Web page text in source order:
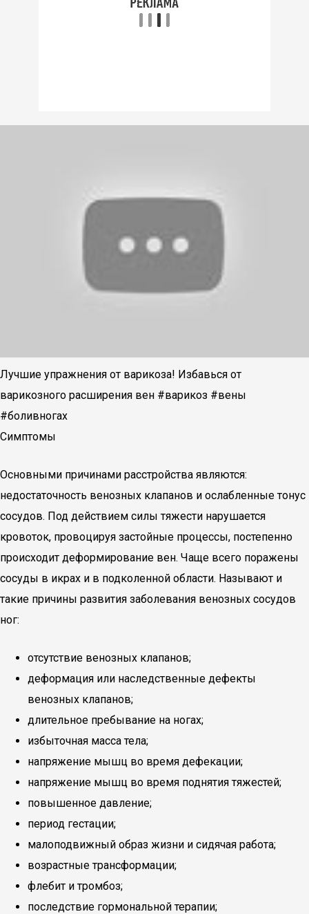
Лучшие упражнения от варикоза! Избавься от
варикозного расширения вен #варикоз #вены
#боливногах
Симптомы
Основными причинами расстройства являются:
недостаточность венозных клапанов и ослабленные тонус
сосудов. Под действием силы тяжести нарушается
кровоток, провоцируя застойные процессы, постепенно
происходит деформирование вен. Чаще всего поражены
сосуды в икрах и в подколенной области. Называют и
такие причины развития заболевания венозных сосудов
ног:
отсутствие венозных клапанов;
деформация или наследственные дефекты
венозных клапанов;
длительное пребывание на ногах;
избыточная масса тела;
напряжение мышц во время дефекации;
напряжение мышц во время поднятия тяжестей;
повышенное давление;
период гестации;
малоподвижный образ жизни и сидячая работа;
возрастные трансформации;
флебит и тромбоз;
последствие гормональной терапии;